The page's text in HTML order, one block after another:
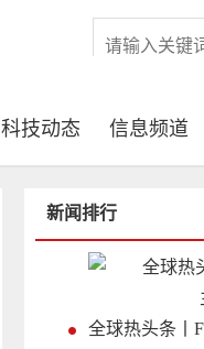
科技动态 信息频道
新闻排行
全球热头条丨